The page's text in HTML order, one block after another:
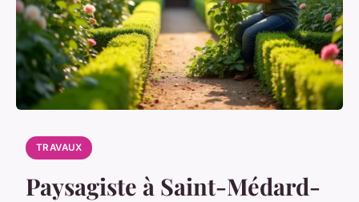
TRAVAUX
Paysagiste à Saint-Médard-